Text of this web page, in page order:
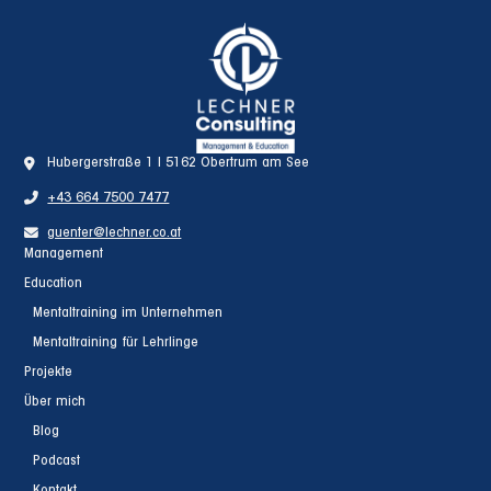
Hubergerstraße 1 | 5162 Obertrum am See
+43 664 7500 7477
guenter@lechner.co.at
Management
Education
Mentaltraining im Unternehmen
Mentaltraining für Lehrlinge
Projekte
Über mich
Blog
Podcast